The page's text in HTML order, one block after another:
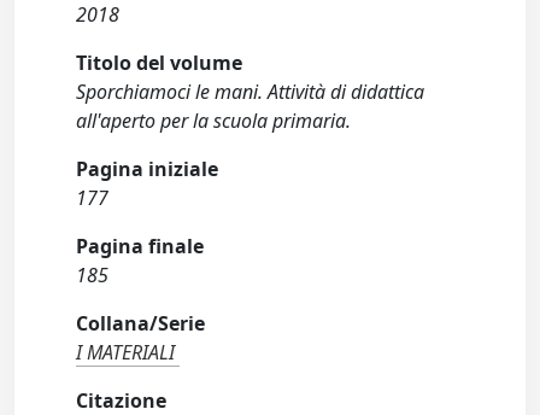
2018
Titolo del volume
Sporchiamoci le mani. Attività di didattica
all'aperto per la scuola primaria.
Pagina iniziale
177
Pagina finale
185
Collana/Serie
I MATERIALI
Citazione